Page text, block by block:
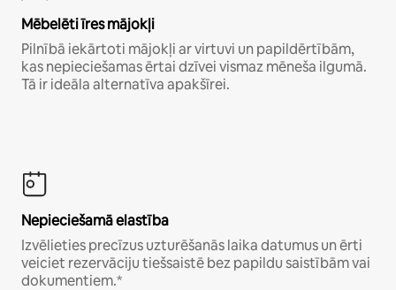
Mēbelēti īres mājokļi
Pilnībā iekārtoti mājokļi ar virtuvi un papildērtībām,
kas nepieciešamas ērtai dzīvei vismaz mēneša ilgumā.
Tā ir ideāla alternatīva apakšīrei.
Nepieciešamā elastība
Izvēlieties precīzus uzturēšanās laika datumus un ērti
veiciet rezervāciju tiešsaistē bez papildu saistībām vai
dokumentiem.*